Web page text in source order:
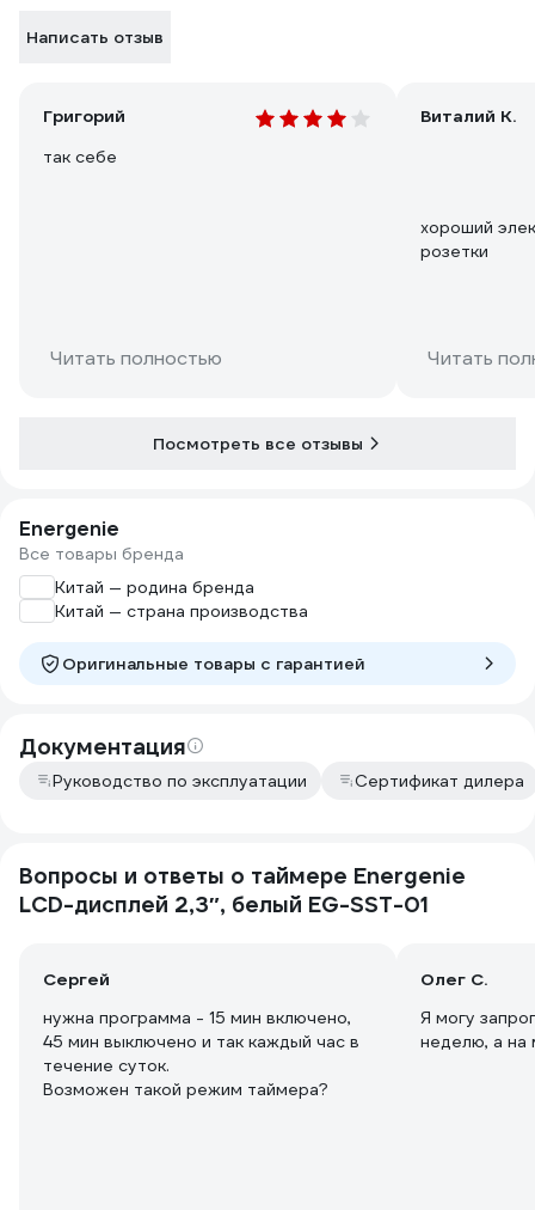
Написать отзыв
Григорий
так себе
Читать полностью
Виталий К.
хороший
розетки
Читать
Посмотреть все отзывы
Energenie
Все товары бренда
Китай — родина бренда
Китай — страна производства
Оригинальные товары c гарантией
Документация
Руководство по эксплуатации Сертификат дилера
Вопросы и ответы о таймере Energenie
LCD-дисплей 2,3″, белый EG-SST-01
Сергей
нужна программа - 15 мин включено,
45 мин выключено и так каждый час в
течение суток.
Возможен такой режим таймера?
Олег С.
Я могу
неделю, а на